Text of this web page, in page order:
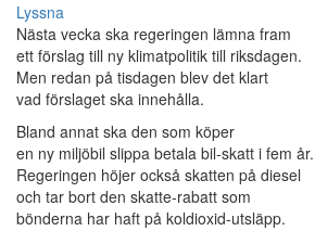
Lyssna
Nästa vecka ska regeringen lämna fram
ett förslag till ny klimatpolitik till riksdagen.
Men redan på tisdagen blev det klart
vad förslaget ska innehålla.
Bland annat ska den som köper
en ny miljöbil slippa betala bil-skatt i fem år.
Regeringen höjer också skatten på diesel
och tar bort den skatte-rabatt som
bönderna har haft på koldioxid-utsläpp.